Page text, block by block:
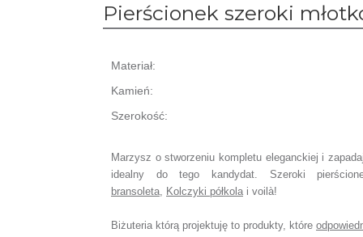
Pierścionek szeroki
Materiał:
Kamień:
Szerokość:
Marzysz o stworzeniu kompletu eleganckiej i
idealny do tego kandydat. Szeroki
bransoleta, Kolczyki półkolai voilà!
Biżuteria którą projektuję to produkty, które